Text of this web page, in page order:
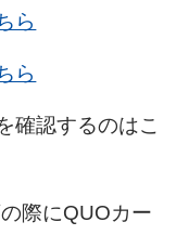
ら
ら
確認するのはこ
際にQUOカー